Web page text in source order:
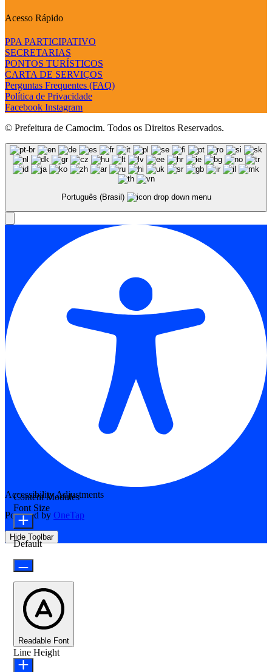
Acesso Rápido
PPA PARTICIPATIVO
SECRETARIAS
PONTOS TURÍSTICOS
CARTA DE SERVIÇOS
Perguntas Frequentes (FAQ)
Política de Privacidade
Facebook Instagram
© Prefeitura de Camocim. Todos os Direitos Reservados.
Português (Brasil)
Accessibility Adjustments
Powered by OneTap
Hide Toolbar
Content Modules
Font Size
Default
Readable Font
Line Height